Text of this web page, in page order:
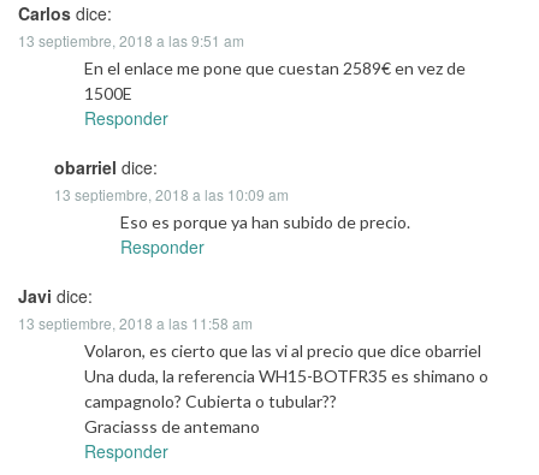
Carlos dice:
13 septiembre, 2018 a las 9:51 am
En el enlace me pone que cuestan 2589€ en vez de
1500E
Responder
obarriel dice:
13 septiembre, 2018 a las 10:09 am
Eso es porque ya han subido de precio.
Responder
Javi dice:
13 septiembre, 2018 a las 11:58 am
Volaron, es cierto que las vi al precio que dice obarriel
Una duda, la referencia WH15-BOTFR35 es shimano o
campagnolo? Cubierta o tubular??
Graciasss de antemano
Responder